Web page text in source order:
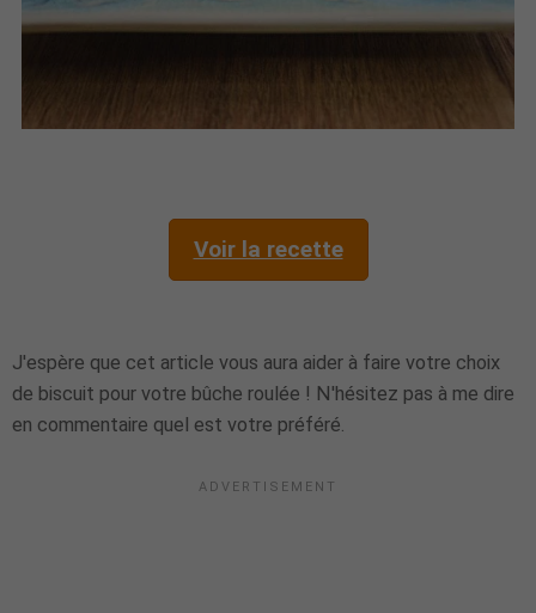
Voir la recette
J'espère que cet article vous aura aider à faire votre choix
de biscuit pour votre bûche roulée ! N'hésitez pas à me dire
en commentaire quel est votre préféré.